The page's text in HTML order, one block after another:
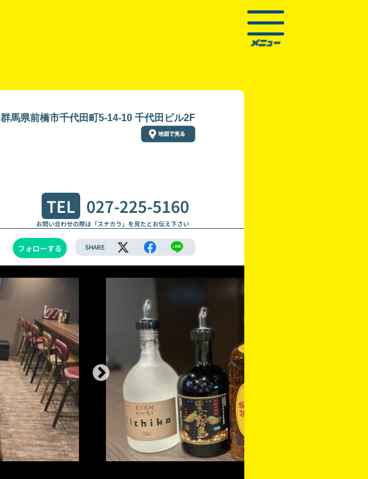
群馬県前橋市千代田町5-14-10 千代田ビル2F
TEL 027-225-5160
お問い合わせの際は「スナカラ」を見たとお伝え下さい
フォローする SHARE